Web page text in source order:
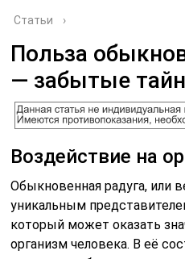
Статьи ›
Польза
— забытые
Воздействие на
Обыкновенная радуга, или
уникальным
который может оказать
организм человека. В её